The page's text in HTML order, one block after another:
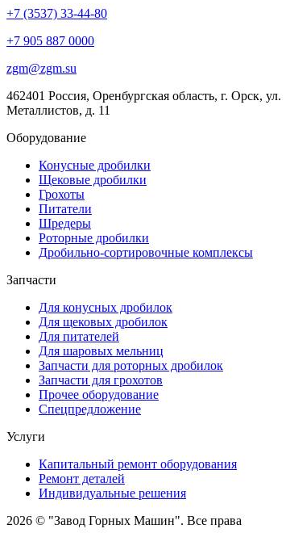
+7 (3537) 33-44-80
+7 905 887 0000
zgm@zgm.su
462401 Россия, Оренбургская область, г. Орск, ул.
Металлистов, д. 11
Оборудование
Конусные дробилки
Щековые дробилки
Грохоты
Питатели
Шредеры
Роторные дробилки
Дробильно-сортировочные комплексы
Запчасти
Для конусных дробилок
Для щековых дробилок
Для питателей
Для шаровых мельниц
Запчасти для роторных дробилок
Запчасти для грохотов
Прочее оборудование
Спецпредложение
Услуги
Капитальный ремонт оборудования
Ремонт деталей
Индивидуальные решения
2026 © "Завод Горных Машин". Все права